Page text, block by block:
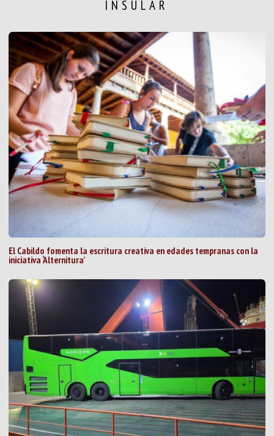
INSULAR
El Cabildo fomenta la escritura creativa en edades tempranas con la
iniciativa ‘Alternitura’